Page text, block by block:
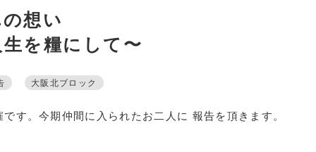
想い
を糧にして〜
大阪北ブロック
す。今期仲間に入られたお二人に 報告を頂きます。